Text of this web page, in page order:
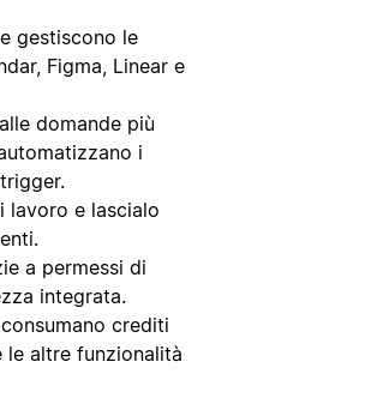
gestiscono le
Figma, Linear e
domande più
i
lavoro e lascialo
a permessi di
integrata.
crediti
le altre funzionalità